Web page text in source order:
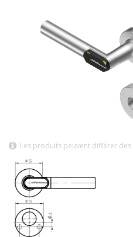
Les produits peuvent différer